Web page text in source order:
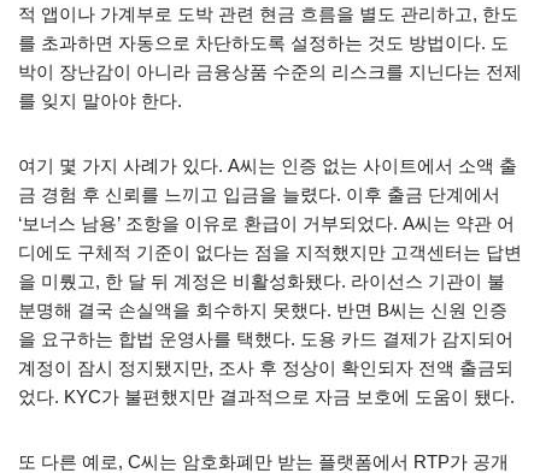
적 앱이나 가계부로 도박 관련 현금 흐름을 별도 관리하고, 한도
를 초과하면 자동으로 차단하도록 설정하는 것도 방법이다. 도
박이 장난감이 아니라 금융상품 수준의 리스크를 지닌다는 전제
를 잊지 말아야 한다.
여기 몇 가지 사례가 있다. A씨는 인증 없는 사이트에서 소액 출
금 경험 후 신뢰를 느끼고 입금을 늘렸다. 이후 출금 단계에서
‘보너스 남용’ 조항을 이유로 환급이 거부되었다. A씨는 약관 어
디에도 구체적 기준이 없다는 점을 지적했지만 고객센터는 답변
을 미뤘고, 한 달 뒤 계정은 비활성화됐다. 라이선스 기관이 불
분명해 결국 손실액을 회수하지 못했다. 반면 B씨는 신원 인증
을 요구하는 합법 운영사를 택했다. 도용 카드 결제가 감지되어
계정이 잠시 정지됐지만, 조사 후 정상이 확인되자 전액 출금되
었다. KYC가 불편했지만 결과적으로 자금 보호에 도움이 됐다.
또 다른 예로, C씨는 암호화폐만 받는 플랫폼에서 RTP가 공개